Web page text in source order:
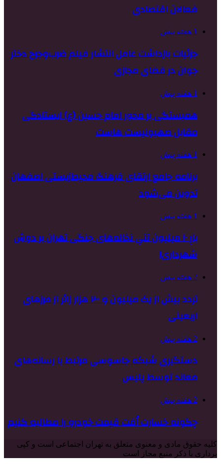
فعالان اقتصادی
1 هفته پیش
جزئیات بازداشت عامل انتشار فیلم ضرب‌وجرح دختر
جوان در فضای مجازی
1 هفته پیش
همبستگی بر محور امام حسین (ع) ایستادگی
مقابل صهیونیست هاست
1 هفته پیش
برنامه جامع ارتقای فرهنگ محیط‌زیستی اصفهان
تدوین می‌شود
1 هفته پیش
بارِ ۱۰ میلیون تنیِ نخاله‌های جنگی تهران بر دوشِ
شهرداری!
2 هفته پیش
تردد بیش از یک میلیون و ۲۰۰ هزار زائر از مرزهای
اربعینی
2 هفته پیش
دستگیری شبکه جاسوسی مرتبط با رسانه‌های
معاند توسط پلیس
2 هفته پیش
چگونه خسارت اُفت قیمت خودرو را مطالبه کنیم
کلیه حقوق مادی و معنوی متعلق به تهران اجتماعی است و کپی
برداری با ذکر منبع مجاز است